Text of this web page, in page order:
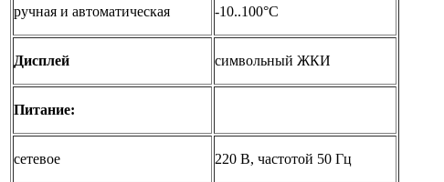
ручная и автоматическая -10..100°С
Дисплей символьный ЖКИ
Питание:
сетевое 220 В, частотой 50 Гц